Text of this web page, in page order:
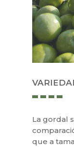
La gordal
que a